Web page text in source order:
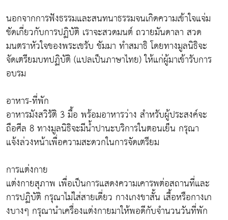
นอกจากการฟังธรรมและสนทนาธรรมจนเกิดความเข้าใจแจ่ม
ชัดเกี่ยวกับการปฏิบัติ เราจะสวดมนต์ ถวายมันดาลา สวด
มนตราหัวใจของพระเชรับ ชัมมา ทำสมาธิ โดยทางมูลนิธิจะ
จัดเตรียมบทปฏิบัติ (แปลเป็นภาษาไทย) ให้แก่ผู้มาเข้ารับการ
อบรม
อาหาร-ที่พัก
อาหารมังสวิรัติ 3 มื้อ พร้อมอาหารว่าง สำหรับผู้ประสงค์จะ
ถือศีล 8 ทางมูลนิธิจะมีน้ำปานะบริการในตอนเย็น กรุณา
แจ้งล่วงหน้าเพื่อความสะดวกในการจัดเตรียม
การแต่งกาย
แต่งกายสุภาพ เพื่อเป็นการแสดงความเคารพต่อสถานที่และ
การปฏิบัติ กรุณาไม่ใส่สายเดี่ยว กางเกงขาสั้น เสื้อหรือกางเก
งบางๆ กรุณานำเครื่องแต่งกายมาให้พอดีกับจำนวนวันที่พัก